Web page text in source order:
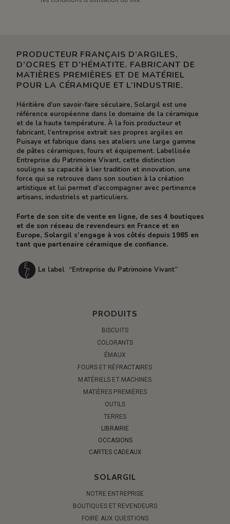
PRODUCTEUR FRANÇAIS D’ARGILES,
D’OCRES ET D’HÉMATITE. FABRICANT DE
MATIÈRES PREMIÈRES ET DE MATÉRIEL
POUR LA CÉRAMIQUE ET L’INDUSTRIE.
Héritière d’un savoir-faire séculaire, Solargil est une
référence européenne dans le domaine de la céramique
et de la haute température. À la fois producteur et
fabricant, l’entreprise extrait ses propres argiles en
Puisaye et fabrique dans ses ateliers une large gamme
de pâtes céramiques, fours et équipement. Labellisée
Entreprise du Patrimoine Vivant, cette distinction
souligne sa capacité à lier tradition et innovation, une
force qui se retrouve dans son soutien à la création
artistique et lui permet d’accompagner avec pertinence
artisans, industriels et particuliers.
Forte de son site de vente en ligne, de ses 4 boutiques
et de son réseau de revendeurs en France et en
Europe, Solargil s’engage à vos côtés depuis 1985 en
tant que partenaire céramique de confiance.
Le label “Entreprise du Patrimoine Vivant”
PRODUITS
BISCUITS
COLORANTS
ÉMAUX
FOURS ET RÉFRACTAIRES
MATÉRIELS ET MACHINES
MATIÈRES PREMIÈRES
OUTILS
TERRES
LIBRAIRIE
OCCASIONS
CARTES CADEAUX
SOLARGIL
NOTRE ENTREPRISE
BOUTIQUES ET REVENDEURS
FOIRE AUX QUESTIONS